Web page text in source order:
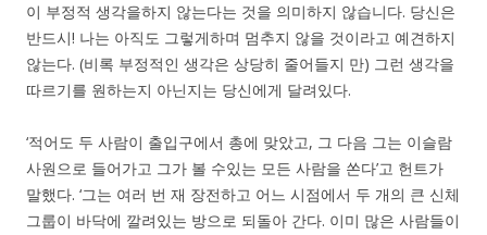
이 부정적 생각을하지 않는다는 것을 의미하지 않습니다. 당신은
반드시! 나는 아직도 그렇게하며 멈추지 않을 것이라고 예견하지
않는다. (비록 부정적인 생각은 상당히 줄어들지 만) 그런 생각을
따르기를 원하는지 아닌지는 당신에게 달려있다.
‘적어도 두 사람이 출입구에서 총에 맞았고, 그 다음 그는 이슬람
사원으로 들어가고 그가 볼 수있는 모든 사람을 쏜다’고 헌트가
말했다. ‘그는 여러 번 재 장전하고 어느 시점에서 두 개의 큰 신체
그룹이 바닥에 깔려있는 방으로 되돌아 간다. 이미 많은 사람들이